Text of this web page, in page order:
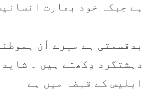
ہے جبکہ خود بھارت
بدقسمتی ہے میرے اُن
دہشتگرد دِکھتے ہیں ۔
ابلیس کے قبضہ میں ہے